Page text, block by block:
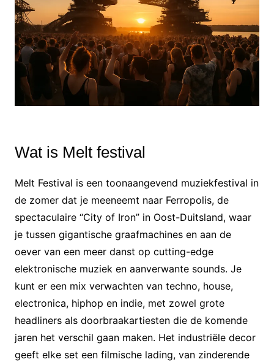
Wat is Melt festival
Melt Festival is een toonaangevend muziekfestival in
de zomer dat je meeneemt naar Ferropolis, de
spectaculaire “City of Iron” in Oost-Duitsland, waar
je tussen gigantische graafmachines en aan de
oever van een meer danst op cutting-edge
elektronische muziek en aanverwante sounds. Je
kunt er een mix verwachten van techno, house,
electronica, hiphop en indie, met zowel grote
headliners als doorbraakartiesten die de komende
jaren het verschil gaan maken. Het industriële decor
geeft elke set een filmische lading, van zinderende